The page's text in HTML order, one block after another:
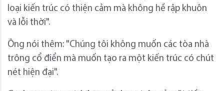
loại kiến ​​trúc có thiện cảm mà không hề rập khuôn
và lỗi thời".
Ông nói thêm: "Chúng tôi không muốn các tòa nhà
trông cổ điển mà muốn tạo ra một kiến ​​trúc có chút
nét hiện đại".